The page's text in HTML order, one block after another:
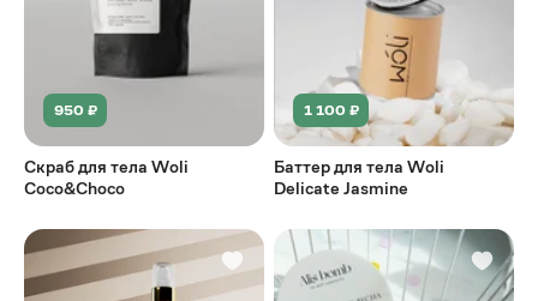
950 ₽
Скраб для тела Woli
Coco&Choco
1 100 ₽
Баттер для тела Woli
Delicate Jasmine